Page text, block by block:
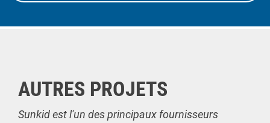
AUTRES PROJETS
Sunkid est l'un des principaux fournisseurs